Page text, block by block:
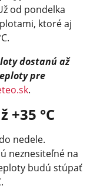
od pondelka
ktoré aj
dostanú až
pre
.
+35 °C
nedele.
neznesiteľné na
budú stúpať